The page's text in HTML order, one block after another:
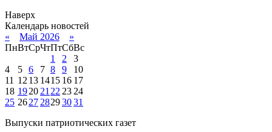
Наверх
Календарь новостей
«
Май 2026
»
ПнВтСрЧтПтСбВс
1
2
3
4
5 6 7 8 9
10
11 12 13 1415 16 17
18 1920 21 22 23 24
25 2627 28293031
Выпуски патриотических газет